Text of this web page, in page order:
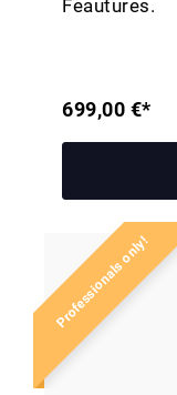
Feautures.
699,00 €*
Professionals only!